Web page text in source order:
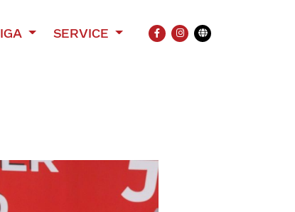
SERVICE
FACEBOOK
INSTAGRAM
Übersetzung